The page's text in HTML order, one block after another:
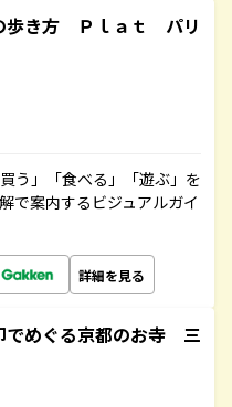
歩き方 Ｐｌａｔ パリ
う」「食べる」「遊ぶ」を
で案内するビジュアルガイ
詳細を見る
めぐる京都のお寺 三